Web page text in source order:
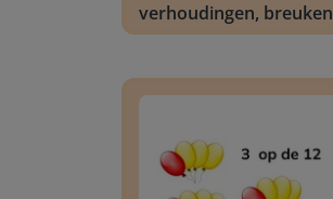
verhoudingen, breuken
en percentages